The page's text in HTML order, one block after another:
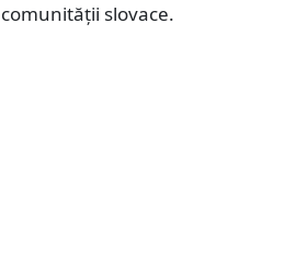
comunității slovace.